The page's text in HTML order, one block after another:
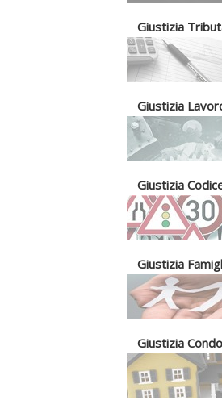
Giustizia
Giustizia
Giustizia
Giustizia
Giustizia